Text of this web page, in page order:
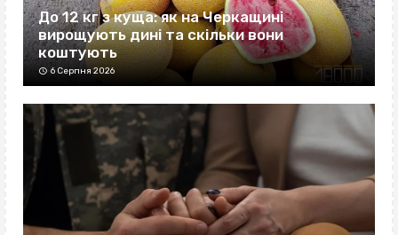
До 12 кг з куща: як на Черкащині
вирощують дині та скільки вони
коштують
6 Серпня 2026